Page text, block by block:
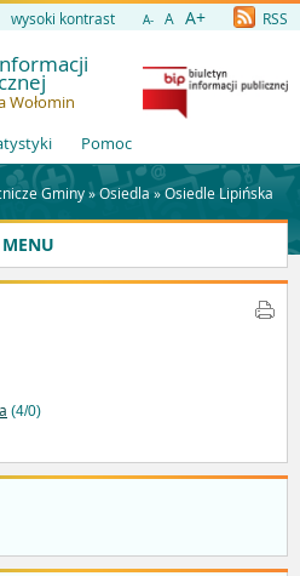
wysoki kontrast A- A A+ RSS
Wołomin
Pomoc
Gminy»Osiedla »Osiedle Lipińska
MENU
(4/0)